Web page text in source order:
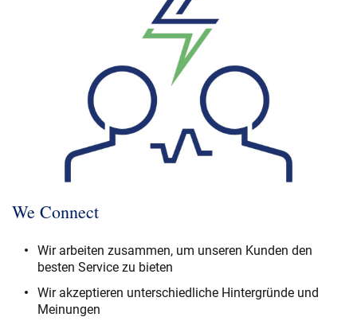
We Connect
Wir arbeiten zusammen, um unseren Kunden den
besten Service zu bieten
Wir akzeptieren unterschiedliche Hintergründe und
Meinungen